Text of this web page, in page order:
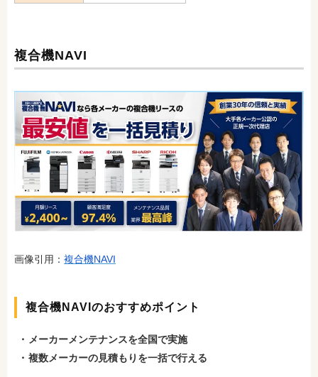
複合機NAVI
画像引用： 複合機NAVI
複合機NAVIのおすすめポイント
メーカーメンテナンスを全国で実施
複数メーカーの見積もりを一括で行える